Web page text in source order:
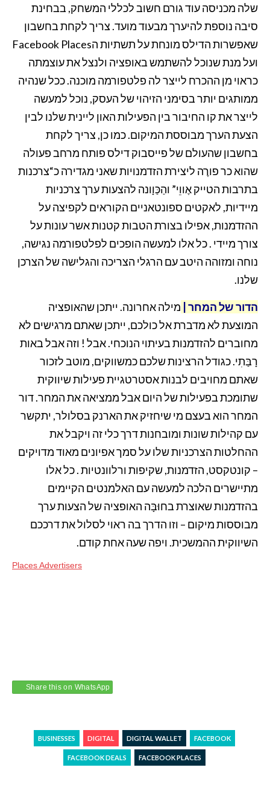
שלה מכניסה עוד גורם חשוב לכללי המשחק, בבחינת
סיבה נוספת להיערך מבעוד מועד. צריך לקחת בחשבון
שאפשרות הדילס מונחת על תשתיות הFacebook Places
ועל מנת שנוכל להשתמש באופציה ולנצל את עוצמתה
כראוי מן ההכרח לייצר לה פלטפורמה מוכנה. ככל שנהיה
ממותגים יותר בסימני הזיהוי של העסק, נוכל למעשה
לייצר את קו החיבור בין הפעילות האון ליינית שלנו לבין
הצעת הערך מבוססת המיקום. כמו כן, צריך לקחת
בחשבון שהעולם של פייסבוק דילס פותח מרחב פעולה
שהוא כר פורֶה ליצירת הזדמנויות שאני מגדירה כ“צרכנות
בתרבות הטייק אֶווֵי” והַכַּוָונה להצעות ערך צרכניות
מיידיות, לאקטים ספונטאניים הקוראים לקפיצה על
ההזדמנות, אפילו בצורת הטבות קטנות אשר עונות על
צורך מיידי . כל אלו למעשה הופכים לפלטפורמה נגישה,
נוחה ומזוהה היטב עם הרגלי הצריכה והגלישה של הצרכן
שלנו.
הדור של המחר | מילה אחרונה. ייתכן שהאופציה
המוצעת לא מדברת אל כולכם, ייתכן שאתם מרגישים לא
מחוברים להזדמנות בעיתוי הנוכחי. אבל ! וזה אבל באות
רָבַּתִי. כגודל הרצינות שלכם כמשווקים, מוטב לזכור
שאתם מחויבים לבנות אסטרטגיית פעילות שיווקית
שתומכת בפעילות של היום אבל ממציאה את המחר. דור
המחר הוא בעצם מי שיחזיק את הארנק בסלולר, יתקשר
עם קהילות שונות ומובחנות דרך כלי זה ויקבל את
ההחלטות הצרכניות שלו על סמך אפיונים מאוד מדויקים
– קונטקסט, הזדמנות, שקיפות ורלוונטיות . כל אלו
מתיישרים הלכה למעשה עם האלמנטים הקיימים
בהזדמנות שאוצרת בחוּבָּה האופציה של הצעות ערך
מבוססות מיקום – וזו הדרך בה ראוי לסלול את דרככם
השיווקית ההמשכית. ויפה שעה אחת קודם.
Places Advertisers
Share this on WhatsApp
BUSINESSES DIGITAL DIGITAL WALLET FACEBOOK
FACEBOOK DEALS FACEBOOK PLACES